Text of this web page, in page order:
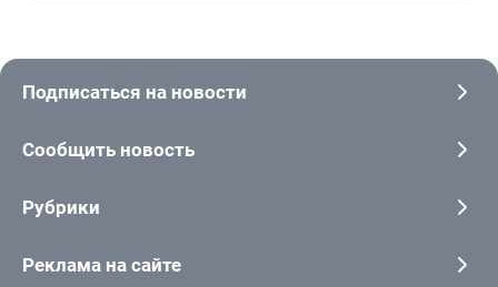
Подписаться на новости
Сообщить новость
Рубрики
Реклама на сайте